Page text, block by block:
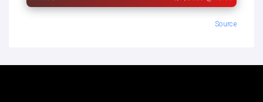
Source